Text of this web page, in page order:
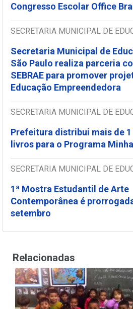
Congresso Escolar Office
SECRETARIA MUNICIPAL DE
Secretaria Municipal de
São Paulo realiza parceria
SEBRAE para promover
Educação Empreendedora
SECRETARIA MUNICIPAL DE
Prefeitura distribui mais de
livros para o Programa
SECRETARIA MUNICIPAL DE
1ª Mostra Estudantil de Arte
Contemporânea é
setembro
Relacionadas